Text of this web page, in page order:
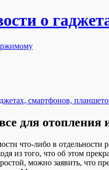
о
для отопления
что-либо в отдельности
из того, что об этом
можно заявить, что